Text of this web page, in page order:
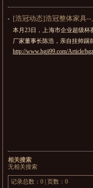
[浩冠动态]浩冠整体家具
本月23日，上海市企业超级
厂家董事长陈浩，亲自挂帅踢
http://www.hgjj99.com/Article/
相关搜索
无相关搜索
记录总数：0 | 页数：0